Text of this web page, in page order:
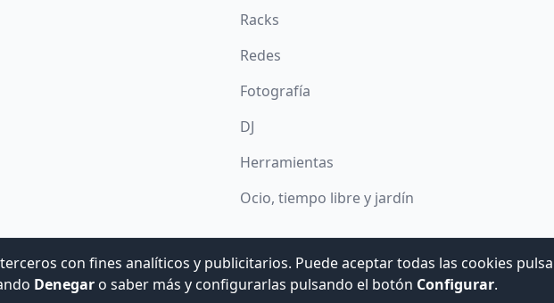
Racks
Redes
Fotografía
DJ
Herramientas
Ocio, tiempo libre y jardín
© 2008 -2026 Hogar Digital e Inmótica Ingenieros, S.L.
con fines analíticos y publicitarios. Puede aceptar todas las cookies
Denegar o saber más y configurarlas pulsando el botón Configurar.